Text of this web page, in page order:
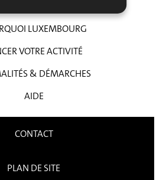
LUXEMBOURG
VOTRE ACTIVITÉ
& DÉMARCHES
AIDE
CONTACT
PLAN DE SITE